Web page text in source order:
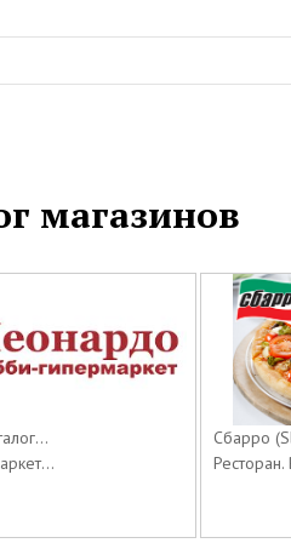
магазинов
Сбарро
Ресторан.